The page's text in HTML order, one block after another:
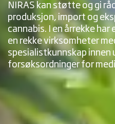
NIRAS kan støtte og gi
produksjon, import og
cannabis. I en årrekke
en rekke virksomheter
spesialistkunnskap innen
forsøksordninger for